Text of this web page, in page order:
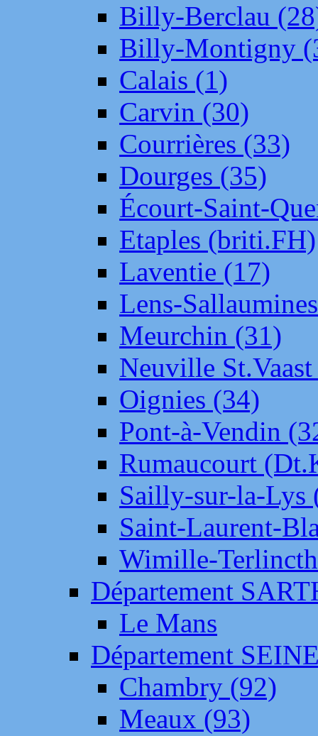
Billy-Berclau
Billy-Montigny
Calais (1)
Carvin (30)
Courrières (33)
Dourges (35)
Écourt-Saint-
Etaples (briti.FH)
Laventie (17)
Lens-
Meurchin (31)
Neuville
Oignies (34)
Pont-à-Vendin
Rumaucourt
Sailly-sur-la-Lys
Saint-Laurent-
Wimille-
Département
Le Mans
Département
Chambry (92)
Meaux (93)